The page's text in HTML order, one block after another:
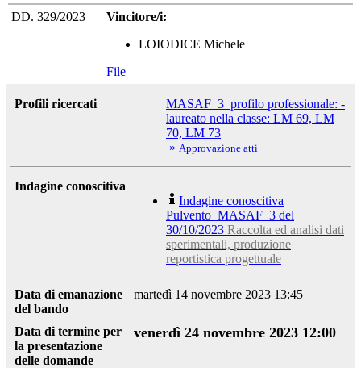
DD. 329/2023
Vincitore/i:
LOIODICE Michele
File
Profili ricercati
MASAF_3_profilo professionale: -
laureato nella classe: LM 69, LM
70, LM 73
» Approvazione atti
Indagine conoscitiva
Indagine conoscitiva
Pulvento_MASAF_3 del
30/10/2023 Raccolta ed analisi dati
sperimentali, produzione
reportistica progettuale
Data di emanazione
del bando
martedì 14 novembre 2023 13:45
Data di termine per
la presentazione
delle domande
venerdì 24 novembre 2023 12:00